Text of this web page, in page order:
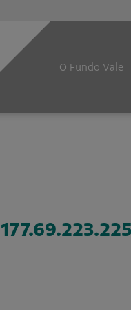
O Fundo Vale
177.69.223.225